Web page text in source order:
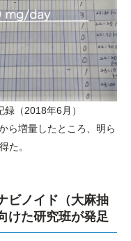
（2018年6月）
ら増量したところ、明ら
た。
ビノイド（大麻抽
けた研究班が発足